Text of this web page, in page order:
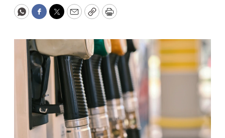
WhatsApp
Facebook
Twitter
EmailCopyPrint